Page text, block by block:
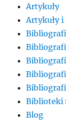
Artykuły
Artykuły
Biblioteki
Blog